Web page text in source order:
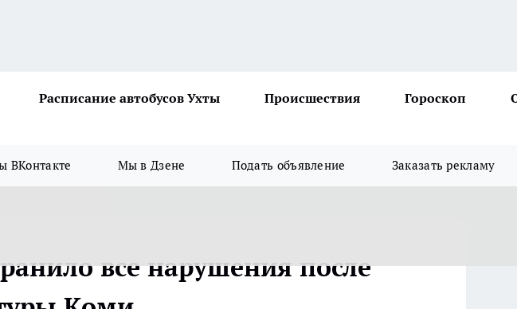
Расписание автобусов Ухты Происшествия Гороскоп
ВКонтакте Мы в Дзене Подать объявление Заказать рекламу
все нарушения после